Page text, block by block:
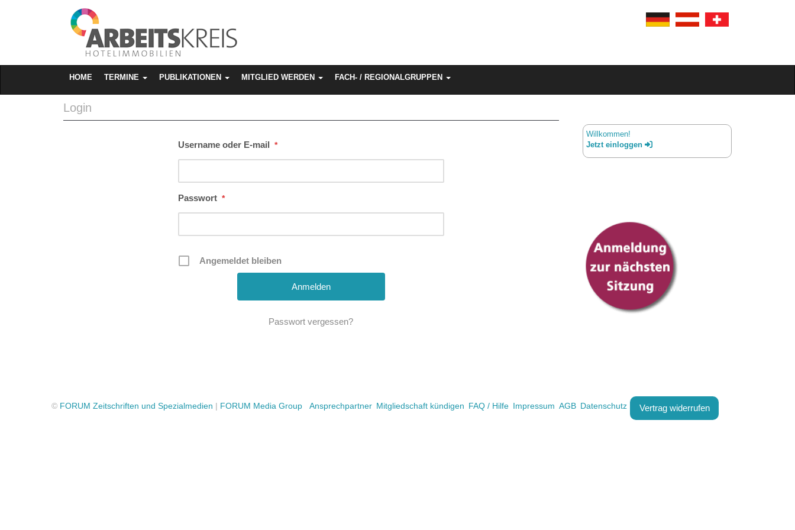
HOME
TERMINE PUBLIKATIONEN MITGLIED WERDEN FACH- / REGIONALGRUPPEN
Login
Username oder E-mail *
Passwort *
Angemeldet bleiben
Passwort vergessen?
Willkommen!
Jetzt einloggen
© FORUM Zeitschriften und Spezialmedien | FORUM Media Group Ansprechpartner Mitgliedschaft kündigen FAQ / Hilfe Impressum AGB Datenschutz Vertrag widerrufen